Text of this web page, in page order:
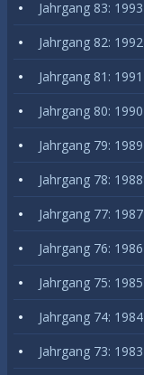
Jahrgang 83: 1993
Jahrgang 82: 1992
Jahrgang 81: 1991
Jahrgang 80: 1990
Jahrgang 79: 1989
Jahrgang 78: 1988
Jahrgang 77: 1987
Jahrgang 76: 1986
Jahrgang 75: 1985
Jahrgang 74: 1984
Jahrgang 73: 1983